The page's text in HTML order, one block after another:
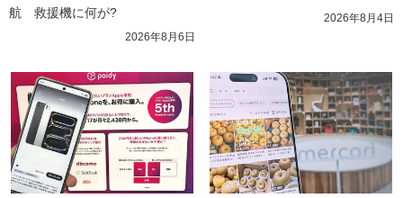
航　救援機に何が?
2026年8月6日
2026年8月4日